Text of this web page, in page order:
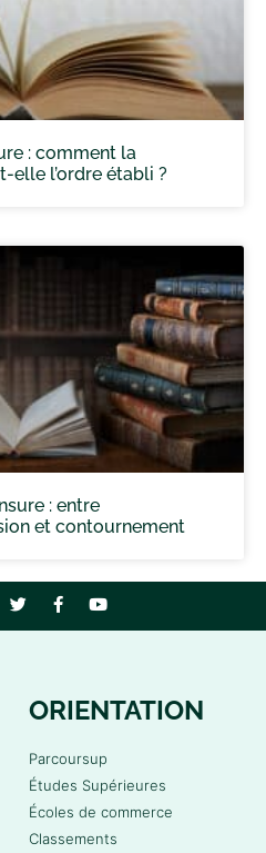
: comment la
l’ordre établi ?
: entre
et contournement
ORIENTATION
Parcoursup
Études Supérieures
Écoles de commerce
Classements